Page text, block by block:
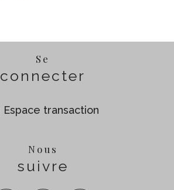
Se
connecter
Espace transaction
Nous
suivre